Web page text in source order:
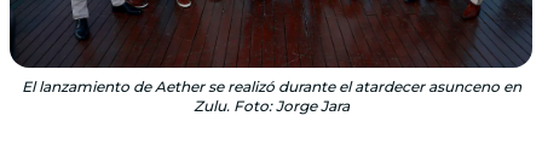
El lanzamiento de Aether se realizó durante el atardecer asunceno en
Zulu. Foto: Jorge Jara